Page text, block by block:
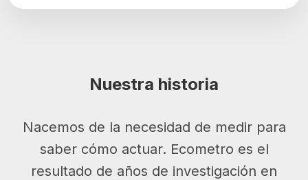
Nuestra historia
Nacemos de la necesidad de medir para
saber cómo actuar. Ecometro es el
resultado de años de investigación en